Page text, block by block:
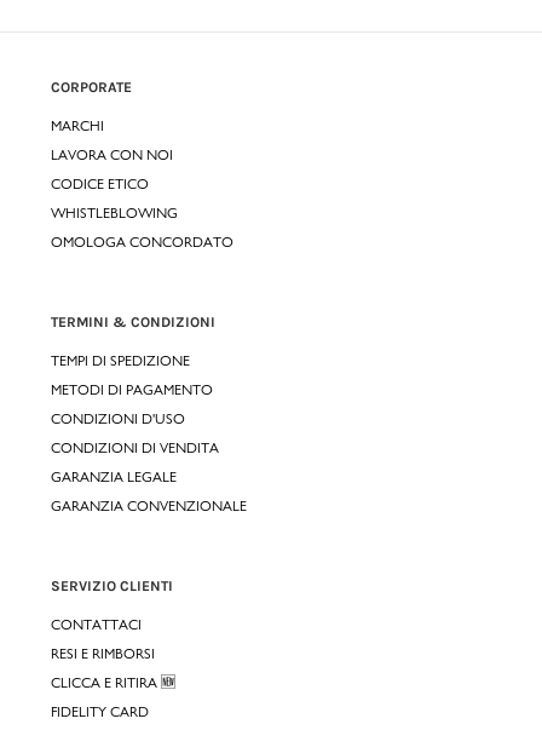
CORPORATE
MARCHI
LAVORA CON NOI
CODICE ETICO
WHISTLEBLOWING
OMOLOGA CONCORDATO
TERMINI & CONDIZIONI
TEMPI DI SPEDIZIONE
METODI DI PAGAMENTO
CONDIZIONI D'USO
CONDIZIONI DI VENDITA
GARANZIA LEGALE
GARANZIA CONVENZIONALE
SERVIZIO CLIENTI
CONTATTACI
RESI E RIMBORSI
CLICCA E RITIRA 🆕
FIDELITY CARD